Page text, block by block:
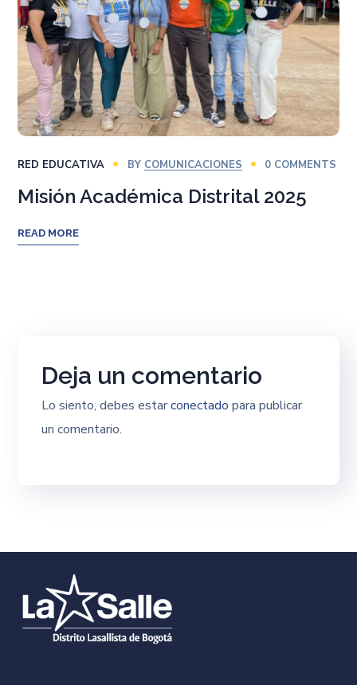
RED EDUCATIVA BY COMUNICACIONES 0 COMMENTS
Misión Académica Distrital 2025
READ MORE
Deja un comentario
Lo siento, debes estarconectado para publicar
un comentario.